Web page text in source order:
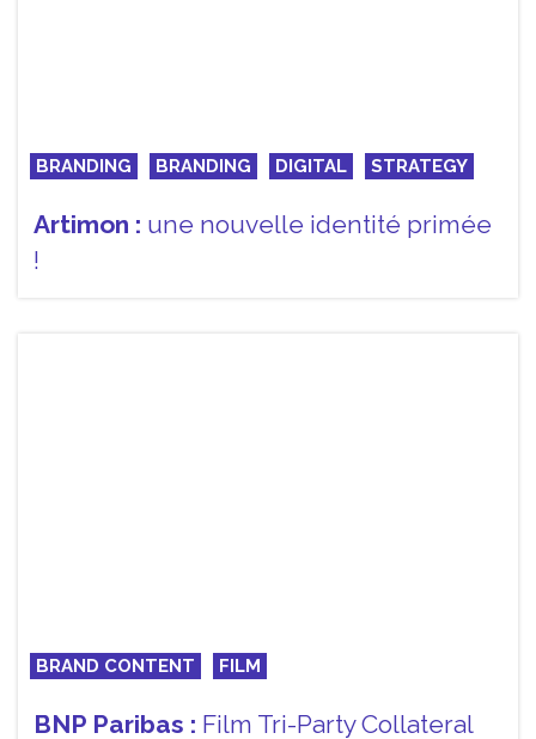
BRANDING BRANDING DIGITAL STRATEGY
Artimon : une nouvelle identité primée
!
BRAND CONTENT FILM
BNP Paribas : Film Tri-Party Collateral